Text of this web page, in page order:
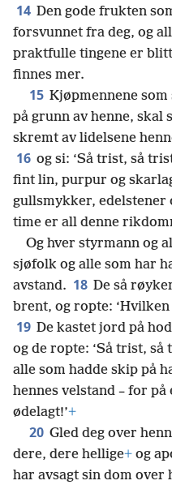
14 Den gode frukten
forsvunnet fra deg, og
praktfulle tingene er
finnes mer.
15 Kjøpmennene
på grunn av henne, skal
skremt av lidelsene
16 og si: ‘Så trist, så
fint lin, purpur og
gullsmykker, edelstener
time er all denne
Og hver styrmann og
sjøfolk og alle som har
avstand. 18 De så
brent, og ropte: ‘Hvilken
19 De kastet jord på
og de ropte: ‘Så trist,
alle som hadde skip på
hennes velstand – for
ødelagt!’+
20 Gled deg over
dere, dere hellige+ og
har avsagt sin dom over